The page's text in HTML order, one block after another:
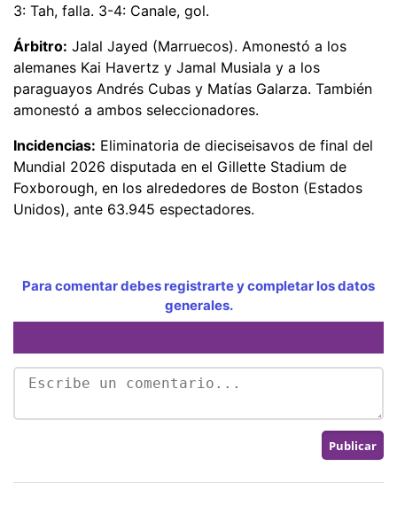
3: Tah, falla. 3-4: Canale, gol.
Árbitro: Jalal Jayed (Marruecos). Amonestó a los
alemanes Kai Havertz y Jamal Musiala y a los
paraguayos Andrés Cubas y Matías Galarza. También
amonestó a ambos seleccionadores.
Incidencias: Eliminatoria de dieciseisavos de final del
Mundial 2026 disputada en el Gillette Stadium de
Foxborough, en los alrededores de Boston (Estados
Unidos), ante 63.945 espectadores.
Para comentar debes registrarte y completar los datos
generales.